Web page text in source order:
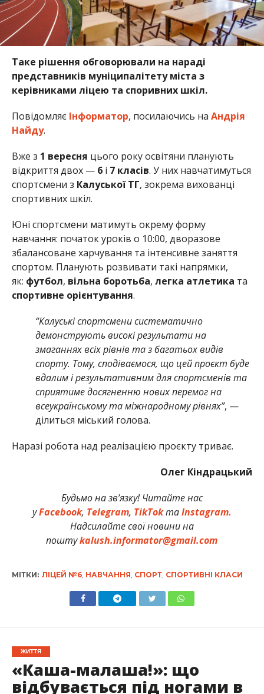
Таке рішення обговорювали на нараді
представників муніципалітету міста з
керівниками ліцею та споривних шкіл.
Повідомляє Інформатор, посилаючись на Андрія
Найду.
Вже з 1 вересня цього року освітяни планують
відкриття двох — 6і 7 класів. У них навчатимуться
спортсмени з Калуської ТГ, зокрема вихованці
спортивних шкіл.
Юні спортсмени матимуть окрему форму
навчання: початок уроків о 10:00, дворазове
збалансоване харчування та інтенсивне заняття
спортом. Планують розвивати такі напрямки,
як: футбол, вільна боротьба, легка атлетика та
спортивне орієнтування.
“Калуські спортсмени систематично
демонструють високі результати на
змаганнях всіх рівнів та з багатьох видів
спорту. Тому, сподіваємося, що цей проєкт буде
вдалим і результативним для спортсменів та
сприятиме досягненню нових перемог на
всеукраїнському та міжнародному рівнях”, —
ділиться міський голова.
Наразі робота над реалізацією проєкту триває.
Олег Кіндрацький
Будьмо на зв’язку! Читайте нас
уFacebook, Telegram, TikTokтаInstagram.
Надсилайте свої новини на
поштуkalush.informator@gmail.com
МІТКИ: ЛІЦЕЙ №6, НАВЧАННЯ СПОРТ, СПОРТИВНІ КЛАСИ
ЖИТТЯ
«Каша-малаша!»: що
відбувається під ногами в